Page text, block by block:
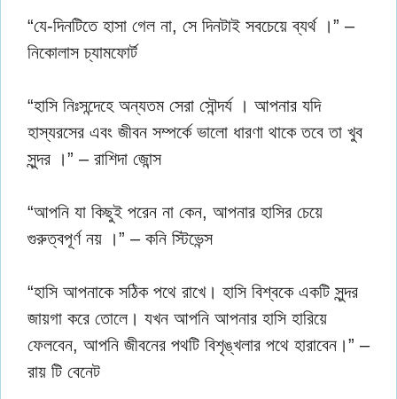
“যে-দিনটিতে হাসা গেল না, সে দিনটাই সবচেয়ে ব্যর্থ ।” –
নিকোলাস চ্যামফোর্ট
“হাসি নিঃসন্দেহে অন্যতম সেরা সৌন্দর্য । আপনার যদি
হাস্যরসের এবং জীবন সম্পর্কে ভালো ধারণা থাকে তবে তা খুব
সুন্দর ।” – রাশিদা জোন্স
“আপনি যা কিছুই পরেন না কেন, আপনার হাসির চেয়ে
গুরুত্বপূর্ণ নয় ।” – কনি স্টিভেন্স
“হাসি আপনাকে সঠিক পথে রাখে। হাসি বিশ্বকে একটি সুন্দর
জায়গা করে তোলে। যখন আপনি আপনার হাসি হারিয়ে
ফেলবেন, আপনি জীবনের পথটি বিশৃঙ্খলার পথে হারাবেন।” –
রায় টি বেনেট